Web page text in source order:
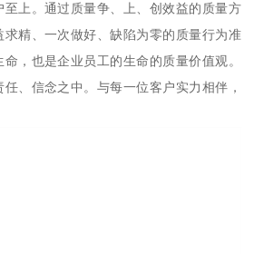
上。通过质量争、上、创效益的质量方
精、一次做好、缺陷为零的质量行为准
，也是企业员工的生命的质量价值观。
、信念之中。与每一位客户实力相伴，